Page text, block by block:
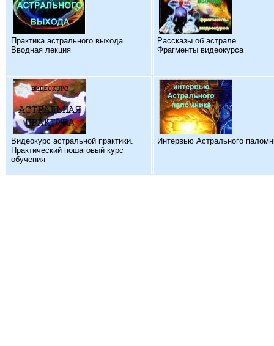
Практика астрального выхода.
Вводная лекция
Рассказы об астрале.
Фрагменты видеокурса
Видеокурс астральной практики.
Практический пошаговый курс
обучения
Интервью Астрального